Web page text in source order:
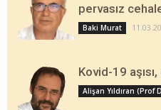
pervasız
Baki Murat
Kovid-19
Alişan Yıldıran (Prof